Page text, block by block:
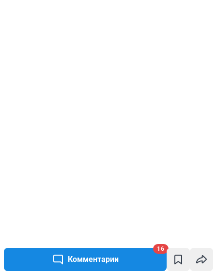
Комментарии
16